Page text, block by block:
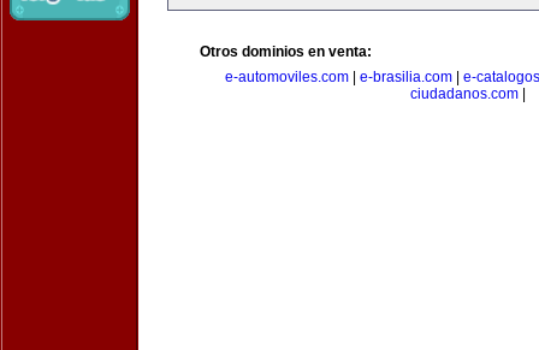
Otros dominios en venta:
e-automoviles.com
e-brasilia.com
e-
ciudadanos.com